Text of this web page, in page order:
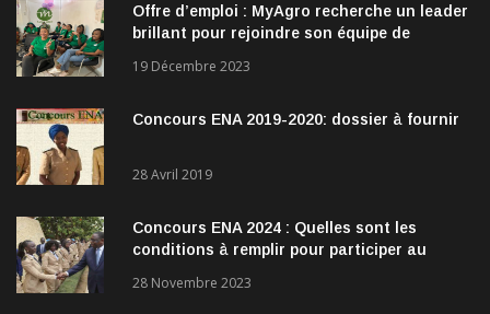
Offre d’emploi : MyAgro recherche un leader
brillant pour rejoindre son équipe de
19 Décembre 2023
Concours ENA 2019-2020: dossier à fournir
28 Avril 2019
Concours ENA 2024 : Quelles sont les
conditions à remplir pour participer au
28 Novembre 2023